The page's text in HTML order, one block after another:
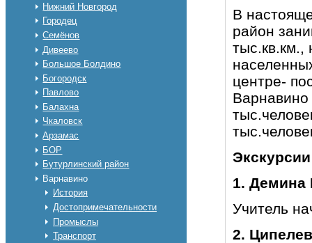
Нижний Новгород
Городец
Семёнов
Дивеево
Большое Болдино
Богородск
Павлово
Балахна
Чкаловск
Арзамас
БОР
Бутурлинский район
Варнавино
История
Достопримечательности
Промыслы
Транспорт
В
район
тыс.кв.км.,
центре-
1. Демина
Учитель
2.